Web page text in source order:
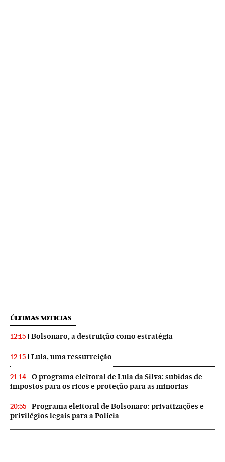
ÚLTIMAS NOTICIAS
12:15 Bolsonaro, a destruição como estratégia
12:15 Lula, uma ressurreição
21:14
O programa eleitoral de Lula da Silva: subidas de
impostos para os ricos e proteção para as minorias
20:55
Programa eleitoral de Bolsonaro: privatizações e
privilégios legais para a Polícia